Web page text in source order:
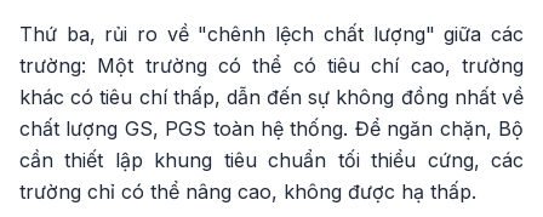
Thứ ba, rủi ro về "chênh lệch chất lượng" giữa các
trường: Một trường có thể có tiêu chí cao, trường
khác có tiêu chí thấp, dẫn đến sự không đồng nhất về
chất lượng GS, PGS toàn hệ thống. Để ngăn chặn, Bộ
cần thiết lập khung tiêu chuẩn tối thiểu cứng, các
trường chỉ có thể nâng cao, không được hạ thấp.